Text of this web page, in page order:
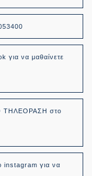
για να μαθαίνετε
ΤΗΛΕΟΡΑΣΗ στο
instagram για να